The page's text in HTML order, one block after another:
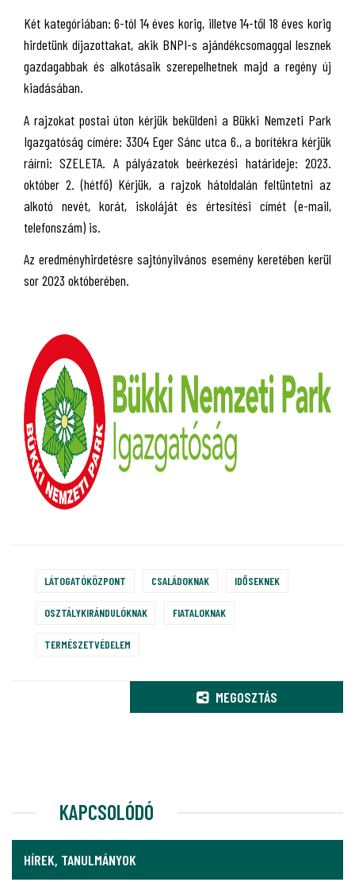
Két kategóriában: 6-tól 14 éves korig, illetve 14-től 18 éves korig
hirdetünk díjazottakat, akik BNPI-s ajándékcsomaggal lesznek
gazdagabbak és alkotásaik szerepelhetnek majd a regény új
kiadásában.
A rajzokat postai úton kérjük beküldeni a Bükki Nemzeti Park
Igazgatóság címére: 3304 Eger Sánc utca 6., a borítékra kérjük
ráírni: SZELETA. A pályázatok beérkezési határideje: 2023.
október 2. (hétfő) Kérjük, a rajzok hátoldalán feltüntetni az
alkotó nevét, korát, iskoláját és értesítési címét (e-mail,
telefonszám) is.
Az eredményhirdetésre sajtónyilvános esemény keretében kerül
sor 2023 októberében.
LÁTOGATÓKÖZPONT CSALÁDOKNAK IDŐSEKNEK
OSZTÁLYKIRÁNDULÓKNAK FIATALOKNAK
TERMÉSZETVÉDELEM
MEGOSZTÁS
KAPCSOLÓDÓ
HÍREK, TANULMÁNYOK